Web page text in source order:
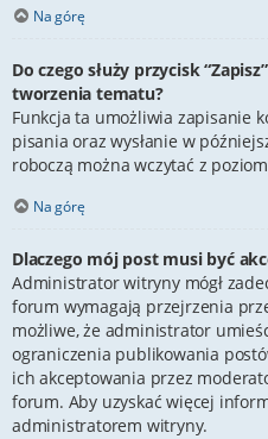
Na górę
Do czego służy przycisk
tworzenia tematu?
Funkcja ta umożliwia zapisanie
pisania oraz wysłanie w
roboczą można wczytać z
Na górę
Dlaczego mój post musi być
Administrator witryny mógł
forum wymagają przejrzenia
możliwe, że administrator
ograniczenia publikowania
ich akceptowania przez
forum. Aby uzyskać więcej
administratorem witryny.